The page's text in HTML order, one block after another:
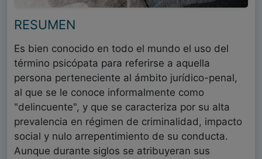
RESUMEN
Es bien conocido en todo el mundo el uso del
término psicópata para referirse a aquella
persona perteneciente al ámbito jurídico-penal,
al que se le conoce informalmente como
"delincuente", y que se caracteriza por su alta
prevalencia en régimen de criminalidad, impacto
social y nulo arrepentimiento de su conducta.
Aunque durante siglos se atribuyeran sus